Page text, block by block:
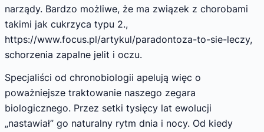
narządy. Bardzo możliwe, że ma związek z chorobami
takimi jak cukrzyca typu 2.,
https://www.focus.pl/artykul/paradontoza-to-sie-leczy,
schorzenia zapalne jelit i oczu.
Specjaliści od chronobiologii apelują więc o
poważniejsze traktowanie naszego zegara
biologicznego. Przez setki tysięcy lat ewolucji
„nastawiał” go naturalny rytm dnia i nocy. Od kiedy